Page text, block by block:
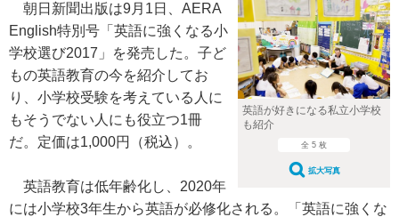
英語が好きになる私立小学校
も紹介
全 5 枚
拡大写真
朝日新聞出版は9月1日、AERA
English特別号「英語に強くなる小
学校選び2017」を発売した。子ど
もの英語教育の今を紹介してお
り、小学校受験を考えている人に
もそうでない人にも役立つ1冊
だ。定価は1,000円（税込）。
英語教育は低年齢化し、2020年
には小学校3年生から英語が必修化される。「英語に強くな